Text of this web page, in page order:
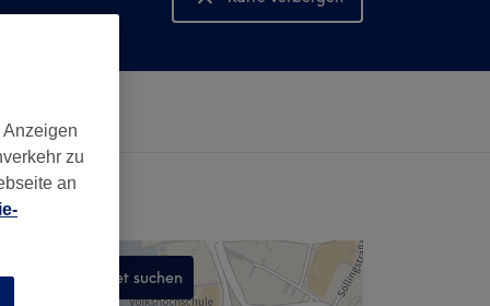
Karte anzeigen
In diesem Gebiet suchen
zu
an